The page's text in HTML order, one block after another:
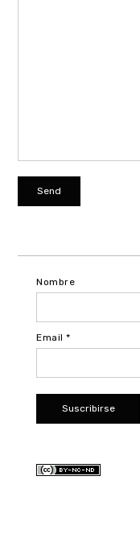
Nombre
Email *